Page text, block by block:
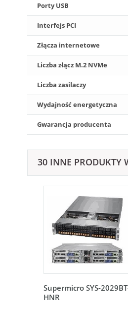
Porty USB
Interfejs PCI
Złącza internetowe
Liczba złącz M.2 NVMe
Liczba zasilaczy
Wydajność energetyczna
Gwarancja producenta
30 INNE PRODUKTY
Supermicro SYS-
HNR